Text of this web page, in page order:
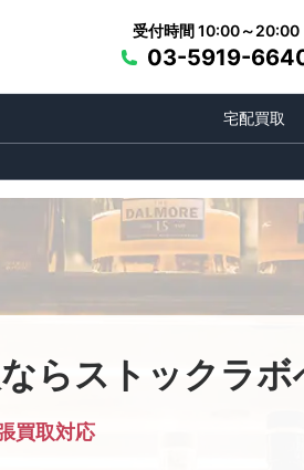
受付時間 10:00～20:00
03-5919-
宅配買取
らストックラボ
買取対応